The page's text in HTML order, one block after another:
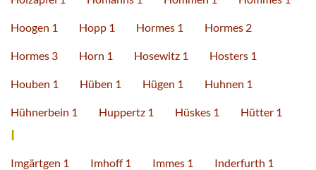
Hoogen 1 Hopp 1 Hormes 1 Hormes 2
Hormes 3 Horn 1 Hosewitz 1 Hosters 1
Houben 1 Hüben 1 Hügen 1 Huhnen 1
Hühnerbein 1 Huppertz 1 Hüskes 1 Hütter 1
I
Imgärtgen 1 Imhoff 1 Immes 1 Inderfurth 1